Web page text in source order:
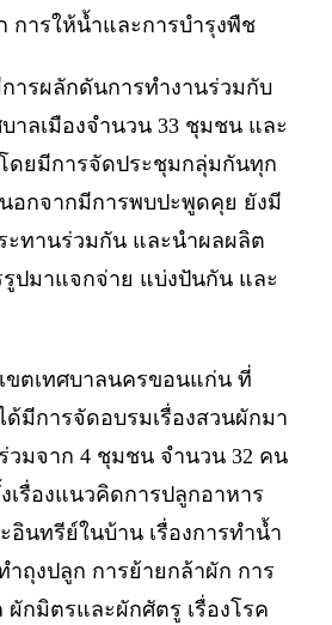
การให้น้ำและการบำรุงพืช
ารผลักดันการทำงานร่วมกับ
าลเมืองจำนวน 33 ชุมชน และ
ดยมีการจัดประชุมกลุ่มกันทุก
อกจากมีการพบปะพูดคุย ยังมี
ะทานร่วมกัน และนำผลผลิต
มาแจกจ่าย แบ่งปันกัน และ
ขตเทศบาลนครขอนแก่น ที่
มีการจัดอบรมเรื่องสวนผักมา
วมจาก 4 ชุมชน จำนวน 32 คน
เรื่องแนวคิดการปลูกอาหาร
อินทรีย์ในบ้าน เรื่องการทำน้ำ
ถุงปลูก การย้ายกล้าผัก การ
กมิตรและผักศัตรู เรื่องโรค